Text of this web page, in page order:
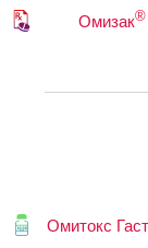
Омизак®
Омитокс